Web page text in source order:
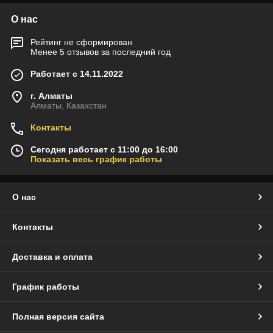
О нас
Рейтинг не сформирован
Менее 5 отзывов за последний год
Работает с 14.11.2022
г. Алматы
Алматы, Казахстан
Контакты
Сегодня работает с 11:00 до 16:00
Показать весь график работы
О нас
Контакты
Доставка и оплата
График работы
Полная версия сайта